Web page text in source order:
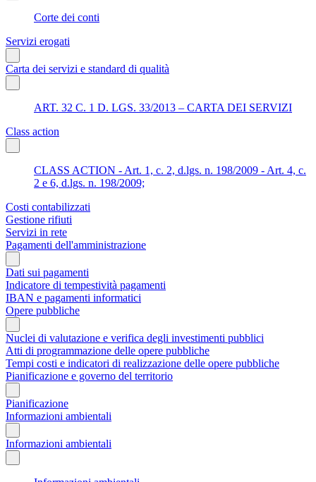
Corte dei conti
Servizi erogati
Carta dei servizi e standard di qualità
ART. 32 C. 1 D. LGS. 33/2013 – CARTA DEI SERVIZI
Class action
CLASS ACTION - Art. 1, c. 2, d.lgs. n. 198/2009 - Art. 4, c.
2 e 6, d.lgs. n. 198/2009;
Costi contabilizzati
Gestione rifiuti
Servizi in rete
Pagamenti dell'amministrazione
Dati sui pagamenti
Indicatore di tempestività pagamenti
IBAN e pagamenti informatici
Opere pubbliche
Nuclei di valutazione e verifica degli investimenti pubblici
Atti di programmazione delle opere pubbliche
Tempi costi e indicatori di realizzazione delle opere pubbliche
Pianificazione e governo del territorio
Pianificazione
Informazioni ambientali
Informazioni ambientali